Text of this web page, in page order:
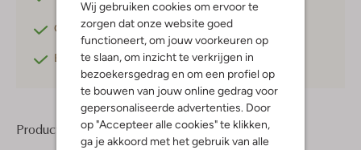
Wij gebruiken cookies om ervoor te
zorgen dat onze website goed
functioneert, om jouw voorkeuren op
te slaan, om inzicht te verkrijgen in
bezoekersgedrag en om een profiel op
te bouwen van jouw online gedrag voor
gepersonaliseerde advertenties. Door
op "Accepteer alle cookies" te klikken,
ga je akkoord met het gebruik van alle
Gratis retournerenbinnen 30 dagen*
Betaal achterafmet Klarna
Product informatie